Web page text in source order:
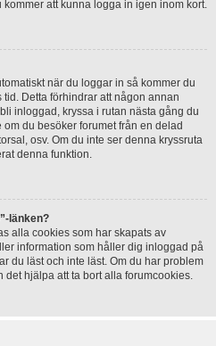
att kunna logga in igen inom kort.
när du loggar in så kommer du
Detta förhindrar att någon annan
inloggad, kryssa i rutan nästa gång du
du besöker forumet från en delad
osv. Om du inte ser denna kryssruta
denna funktion.
länken?
alla cookies som har skapats av
information som håller dig inloggad på
du läst och inte läst. Om du har problem
hjälpa att ta bort alla forumcookies.